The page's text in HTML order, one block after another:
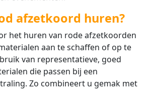
afzetkoord huren?
het huren van rode afzetkoorden
aan te schaffen of op te
van representatieve, goed
die passen bij een
Zo combineert u gemak met